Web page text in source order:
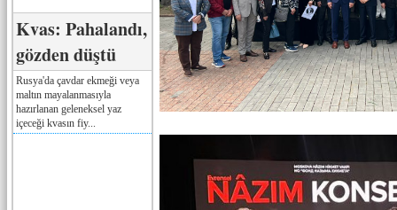
Kvas: Pahalandı,
gözden düştü
Rusya'da çavdar ekmeği veya
maltın mayalanmasıyla
hazırlanan geleneksel yaz
içeceği kvasın fiy...